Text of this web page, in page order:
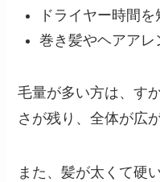
ドライヤー時間
巻き髪やヘアアレ
毛量が多い方は、す
さが残り、全体が広
また、髪が太くて硬